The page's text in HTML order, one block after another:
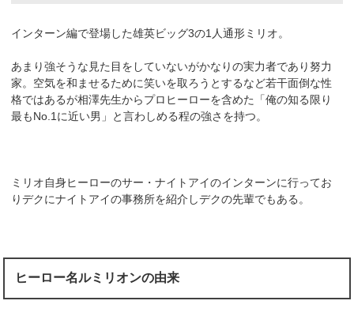
インターン編で登場した雄英ビッグ3の1人通形ミリオ。
あまり強そうな見た目をしていないがかなりの実力者であり努力
家。空気を和ませるために笑いを取ろうとするなど若干面倒な性
格ではあるが相澤先生からプロヒーローを含めた「俺の知る限り
最もNo.1に近い男」と言わしめる程の強さを持つ。
ミリオ自身ヒーローのサー・ナイトアイのインターンに行ってお
りデクにナイトアイの事務所を紹介しデクの先輩でもある。
ヒーロー名ルミリオンの由来